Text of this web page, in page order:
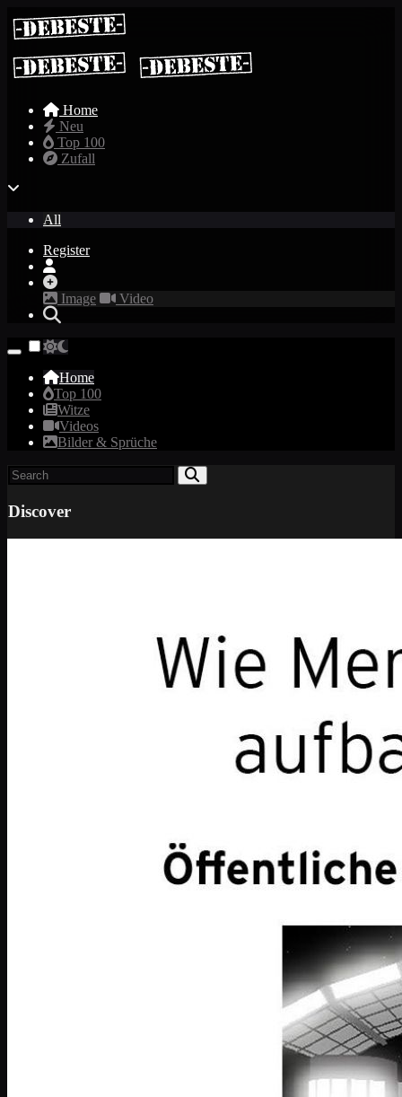
Home
Neu
Top 100
Zufall
All
Register
Image Video
Home
Top 100
Witze
Videos
Bilder & Sprüche
Discover